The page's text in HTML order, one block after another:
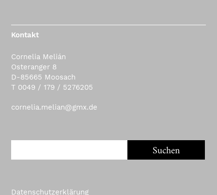
Kontakt
Cornelia Melián
Osteranger 8
D-85665 Moosach
T 0049 / 179 / 5276205
cornelia.melian@gmx.de
Datenschutzerklärung